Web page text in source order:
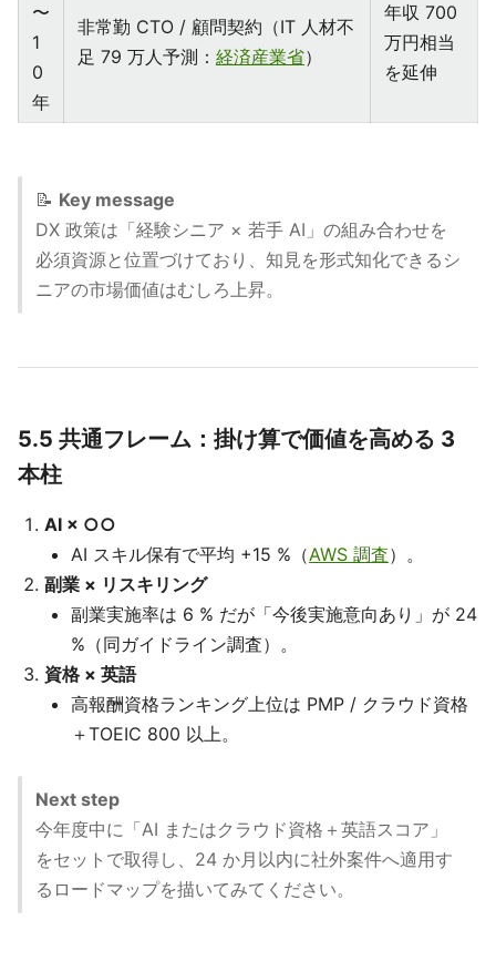
〜
1
0
年
非常勤 CTO / 顧問契約（IT 人材不
足 79 万人予測： 経済産業省）
年収 700
万円相当
を延伸
📝 Key message
DX 政策は「経験シニア × 若手 AI」の組み合わせを
必須資源と位置づけており、知見を形式知化できるシ
ニアの市場価値はむしろ上昇。
5.5 共通フレーム：掛け算で価値を高める 3
本柱
AI × ○○
AI スキル保有で平均 +15 %（AWS 調査）。
副業 × リスキリング
副業実施率は 6 % だが「今後実施意向あり」が 24
%（同ガイドライン調査）。
資格 × 英語
高報酬資格ランキング上位は PMP / クラウド資格
＋TOEIC 800 以上。
Next step
今年度中に「AI またはクラウド資格＋英語スコア」
をセットで取得し、24 か月以内に社外案件へ適用す
るロードマップを描いてみてください。